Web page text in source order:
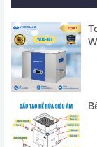
sức, thủy tinh,
sữa và đồ chơi
- Trong phòng
mỏ, bộ máy thí
- Trong y tế:
nha khoa, máy
răng…